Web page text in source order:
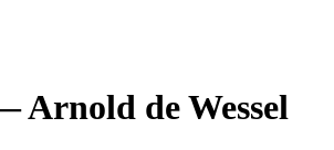
de Wessel